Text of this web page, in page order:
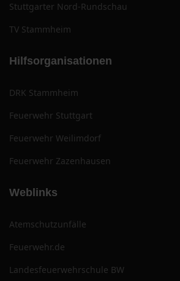
Stuttgarter Nord-Rundschau
TV Stammheim
Hilfsorganisationen
DRK Stammheim
Feuerwehr Stuttgart
Feuerwehr Weilimdorf
Feuerwehr Zazenhausen
Weblinks
Atemschutzunfälle
Feuerwehr.de
Landesfeuerwehrschule BW